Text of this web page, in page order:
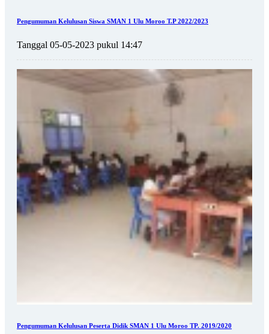
Pengumuman Kelulusan Siswa SMAN 1 Ulu Moroo T.P 2022/2023
Tanggal 05-05-2023 pukul 14:47
Pengumuman Kelulusan Peserta Didik SMAN 1 Ulu Moroo TP. 2019/2020